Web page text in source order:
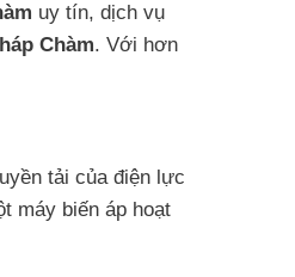
uy tín, dịch vụ
Chàm. Với hơn
tải của điện lực
máy biến áp hoạt